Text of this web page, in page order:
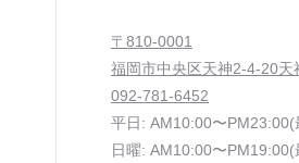
〒810-0001
福岡市中央区天神2-4-20天
092-781-6452
平日: AM10:00〜PM23:00(
日曜: AM10:00〜PM19:00(